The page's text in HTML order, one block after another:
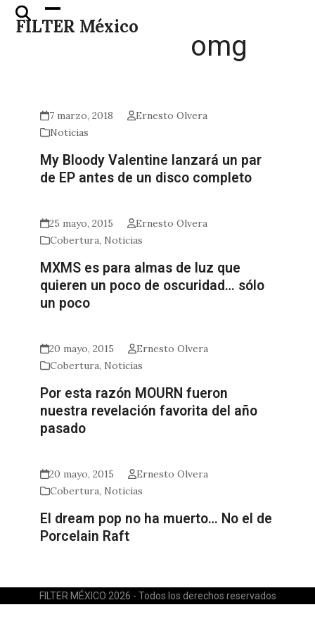
Skip
FILTER México
Open
mobile
Close
mobile
omg
7 marzo, 2018
Ernesto Olvera
Noticias
My Bloody Valentine lanzará un par
de EP antes de un disco completo
25 mayo, 2015
Ernesto Olvera
Cobertura, Noticias
MXMS es para almas de luz que
quieren un poco de oscuridad… sólo
un poco
20 mayo, 2015
Ernesto Olvera
Cobertura, Noticias
Por esta razón MOURN fueron
nuestra revelación favorita del año
pasado
20 mayo, 2015
Ernesto Olvera
Cobertura, Noticias
El dream pop no ha muerto… No el de
Porcelain Raft
FILTER MÉXICO 2026 - Todos los derechos reservados